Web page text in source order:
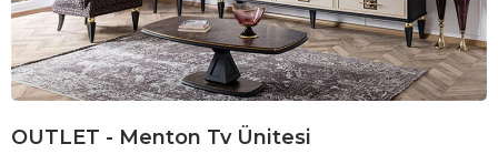
OUTLET - Menton Tv Ünitesi